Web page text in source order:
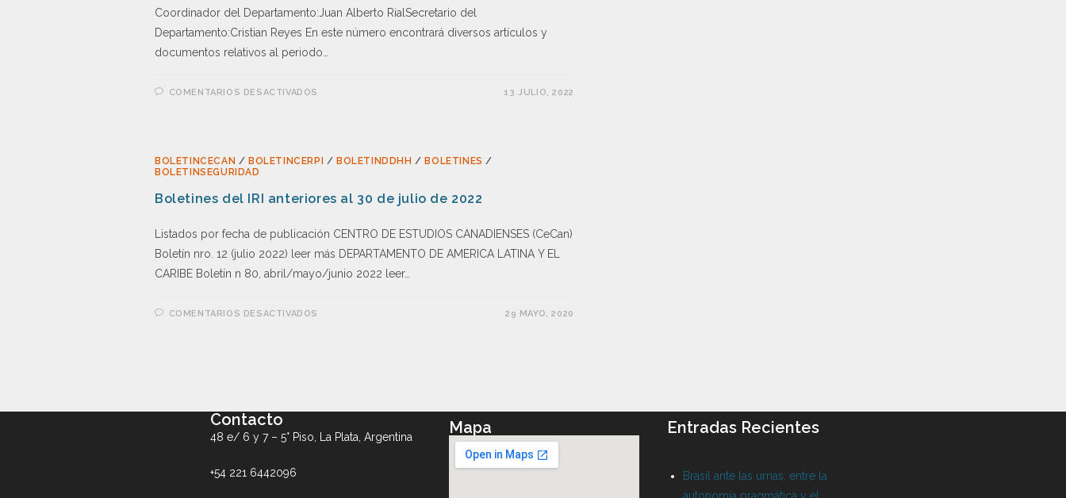
Coordinador del Departamento:Juan Alberto RialSecretario del
Departamento:Cristian Reyes En este número encontrará diversos artículos y
documentos relativos al periodo…
COMENTARIOS DESACTIVADOS 13 JULIO, 2022
BOLETINCECAN / BOLETINCERPI / BOLETINDDHH / BOLETINES /
BOLETINSEGURIDAD
Boletines del IRI anteriores al 30 de julio de 2022
Listados por fecha de publicación CENTRO DE ESTUDIOS CANADIENSES (CeCan)
Boletín nro. 12 (julio 2022) leer más DEPARTAMENTO DE AMERICA LATINA Y EL
CARIBE Boletín n 80, abril/mayo/junio 2022 leer…
COMENTARIOS DESACTIVADOS 29 MAYO, 2020
Contacto
48 e/ 6 y 7 – 5° Piso, La Plata, Argentina
+54 221 6442096
Mapa Entradas Recientes
Brasil ante las urnas: entre la